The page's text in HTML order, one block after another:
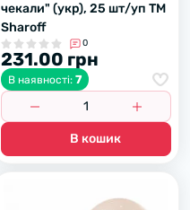
чекали" (укр), 25 шт/уп ТМ
Sharoff
0
231.00 грн
В наявності: 7
В кошик